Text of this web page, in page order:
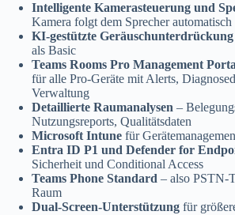
Intelligente Kamerasteuerung und
Kamera folgt dem Sprecher automatisch
KI-gestützte Geräuschunterdrückung
als Basic
Teams Rooms Pro Management
für alle Pro-Geräte mit Alerts,
Verwaltung
Detaillierte Raumanalysen –
Nutzungsreports, Qualitätsdaten
Microsoft Intune für
Entra ID P1 und Defender for
Sicherheit und Conditional Access
Teams Phone Standard – also PSTN-
Raum
Dual-Screen-Unterstützung für